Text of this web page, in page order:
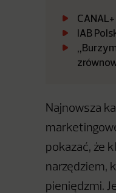
IAB
Najnowsza
pokazać, że
narzędziem,
pieniędzmi.